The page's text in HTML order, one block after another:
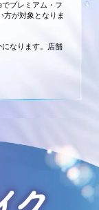
プレミアム・フ
方が対象となりま
なります。店舗